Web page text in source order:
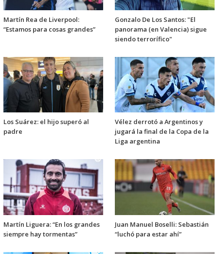
Martín Rea de Liverpool:
“Estamos para cosas grandes”
Gonzalo De Los Santos: "El
panorama (en Valencia) sigue
siendo terrorífico"
Los Suárez: el hijo superó al
padre
Vélez derrotó a Argentinos y
jugará la final de la Copa de la
Liga argentina
Martín Liguera: “En los grandes
siempre hay tormentas”
Juan Manuel Boselli: Sebastián
“luchó para estar ahí”